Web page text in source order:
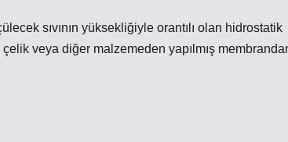
sıvının yüksekliğiyle orantılı olan hidrostatik
veya diğer malzemeden yapılmış